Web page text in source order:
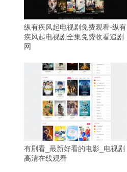
纵有疾风起电视剧免费观看-纵有
疾风起电视剧全集免费收看追剧
网
有剧看_最新好看的电影_电视剧
高清在线观看